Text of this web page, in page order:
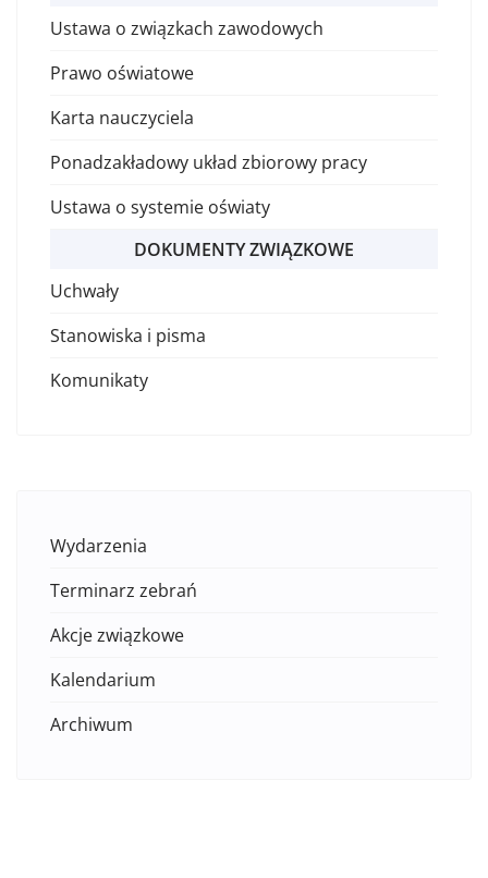
Ustawa o związkach zawodowych
Prawo oświatowe
Karta nauczyciela
Ponadzakładowy układ zbiorowy pracy
Ustawa o systemie oświaty
DOKUMENTY ZWIĄZKOWE
Uchwały
Stanowiska i pisma
Komunikaty
Wydarzenia
Terminarz zebrań
Akcje związkowe
Kalendarium
Archiwum